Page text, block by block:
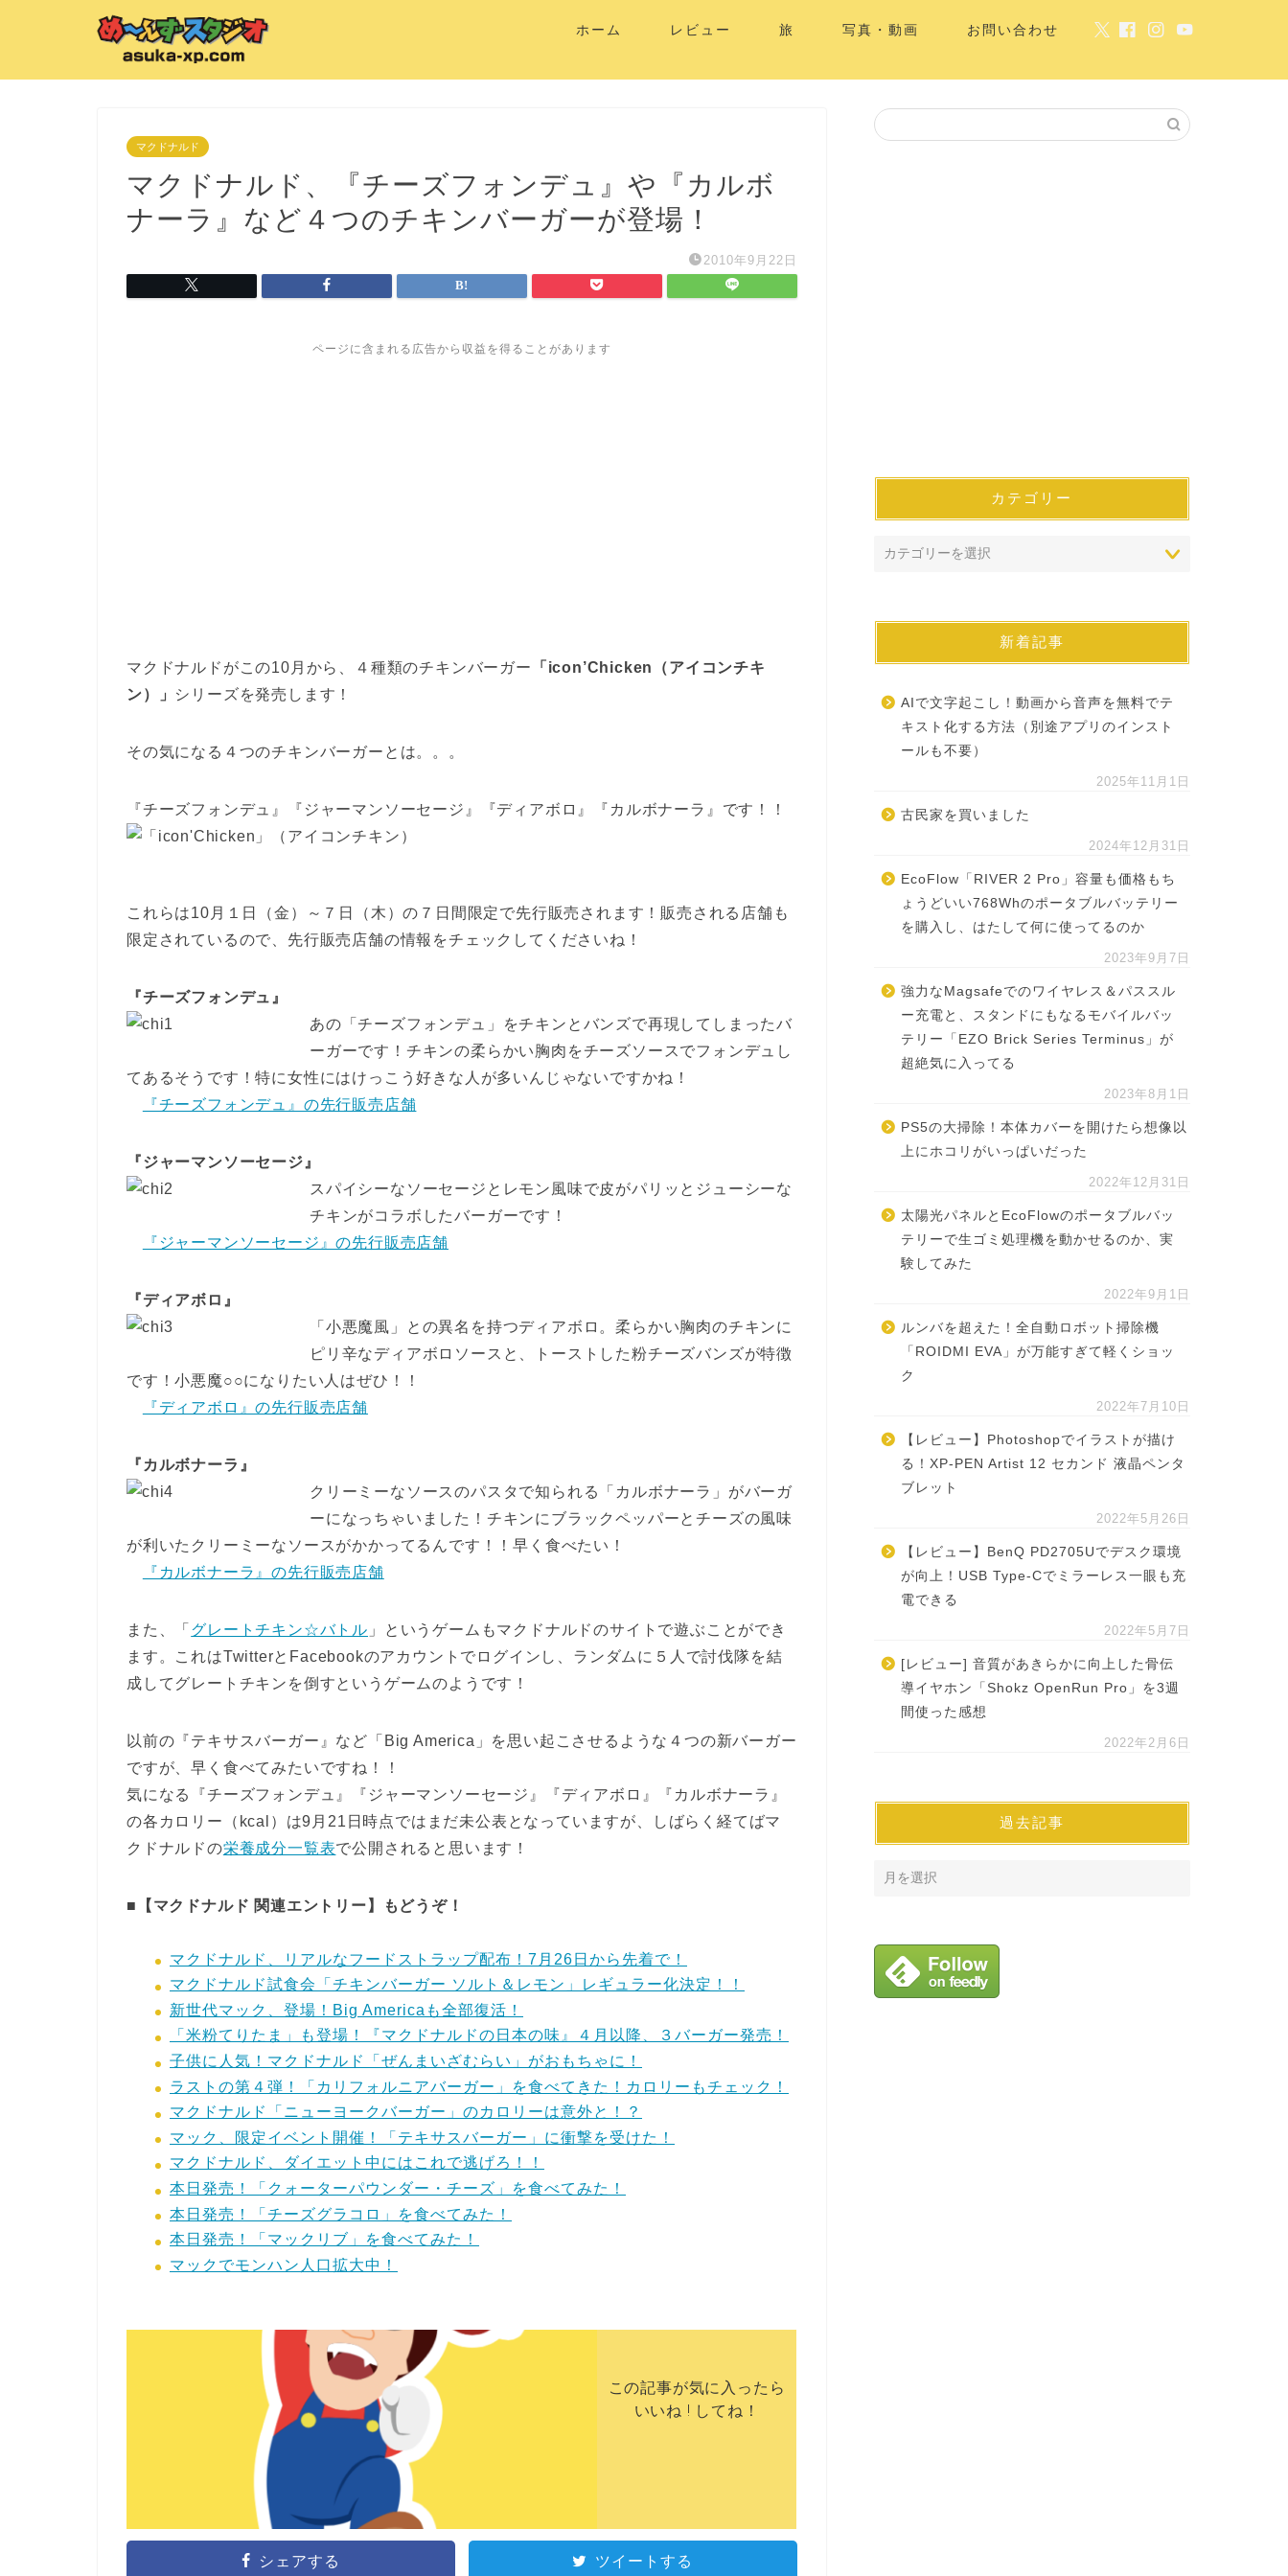
ホーム レビュー 旅 写真・動画 お問い合わせ
マクドナルド
マクドナルド、『チーズフォンデュ』や『カルボ
ナーラ』など４つのチキンバーガーが登場！
2010年9月22日
ページに含まれる広告から収益を得ることがあります
マクドナルドがこの10月から、４種類のチキンバーガー
「icon’Chicken（アイコンチキ
ン）」 シリーズを発売します！
その気になる４つのチキンバーガーとは。。。
『チーズフォンデュ』『ジャーマンソーセージ』『ディアボロ』『カルボナーラ』です！！
これらは10月１日（金）～７日（木）の７日間限定で先行販売されます！販売される店舗も
限定されているので、先行販売店舗の情報をチェックしてくださいね！
『チーズフォンデュ』
あの「チーズフォンデュ」をチキンとバンズで再現してしまったバ
ーガーです！チキンの柔らかい胸肉をチーズソースでフォンデュし
てあるそうです！特に女性にはけっこう好きな人が多いんじゃないですかね！
『チーズフォンデュ』の先行販売店舗
『ジャーマンソーセージ』
スパイシーなソーセージとレモン風味で皮がパリッとジューシーな
チキンがコラボしたバーガーです！
『ジャーマンソーセージ』の先行販売店舗
『ディアボロ』
「小悪魔風」との異名を持つディアボロ。柔らかい胸肉のチキンに
ピリ辛なディアボロソースと、トーストした粉チーズバンズが特徴
です！小悪魔○○になりたい人はぜひ！！
『ディアボロ』の先行販売店舗
『カルボナーラ』
クリーミーなソースのパスタで知られる「カルボナーラ」がバーガ
ーになっちゃいました！チキンにブラックペッパーとチーズの風味
が利いたクリーミーなソースがかかってるんです！！早く食べたい！
『カルボナーラ』の先行販売店舗
また、「 グレートチキン☆バトル 」というゲームもマクドナルドのサイトで遊ぶことができ
ます。これはTwitterとFacebookのアカウントでログインし、ランダムに５人で討伐隊を結
成してグレートチキンを倒すというゲームのようです！
以前の『テキサスバーガー』など「Big America」を思い起こさせるような４つの新バーガー
ですが、早く食べてみたいですね！！
気になる『チーズフォンデュ』『ジャーマンソーセージ』『ディアボロ』『カルボナーラ』
の各カロリー（kcal）は9月21日時点ではまだ未公表となっていますが、しばらく経てばマ
クドナルドの栄養成分一覧表で公開されると思います！
■【マクドナルド 関連エントリー】もどうぞ！
マクドナルド、リアルなフードストラップ配布！7月26日から先着で！
マクドナルド試食会「チキンバーガー ソルト＆レモン」レギュラー化決定！！
新世代マック、登場！Big Americaも全部復活！
「米粉てりたま」も登場！『マクドナルドの日本の味』４月以降、３バーガー発売！
子供に人気！マクドナルド「ぜんまいざむらい」がおもちゃに！
ラストの第４弾！「カリフォルニアバーガー」を食べてきた！カロリーもチェック！
マクドナルド「ニューヨークバーガー」のカロリーは意外と！？
マック、限定イベント開催！「テキサスバーガー」に衝撃を受けた！
マクドナルド、ダイエット中にはこれで逃げろ！！
本日発売！「クォーターパウンダー・チーズ」を食べてみた！
本日発売！「チーズグラコロ」を食べてみた！
本日発売！「マックリブ」を食べてみた！
マックでモンハン人口拡大中！
この記事が気に入ったら
いいね ! してね！
シェアする ツイートする
カテゴリー
新着記事
AIで文字起こし！動画から音声を無料でテ
キスト化する方法（別途アプリのインスト
ールも不要）
2025年11月1日
古民家を買いました
2024年12月31日
EcoFlow「RIVER 2 Pro」容量も価格もち
ょうどいい768Whのポータブルバッテリー
を購入し、はたして何に使ってるのか
2023年9月7日
強力なMagsafeでのワイヤレス＆パススル
ー充電と、スタンドにもなるモバイルバッ
テリー「EZO Brick Series Terminus」が
超絶気に入ってる
2023年8月1日
PS5の大掃除！本体カバーを開けたら想像以
上にホコリがいっぱいだった
2022年12月31日
太陽光パネルとEcoFlowのポータブルバッ
テリーで生ゴミ処理機を動かせるのか、実
験してみた
2022年9月1日
ルンバを超えた！全自動ロボット掃除機
「ROIDMI EVA」が万能すぎて軽くショッ
ク
2022年7月10日
【レビュー】Photoshopでイラストが描け
る！XP-PEN Artist 12 セカンド 液晶ペンタ
ブレット
2022年5月26日
【レビュー】BenQ PD2705Uでデスク環境
が向上！USB Type-Cでミラーレス一眼も充
電できる
2022年5月7日
[レビュー] 音質があきらかに向上した骨伝
導イヤホン「Shokz OpenRun Pro」を3週
間使った感想
2022年2月6日
過去記事